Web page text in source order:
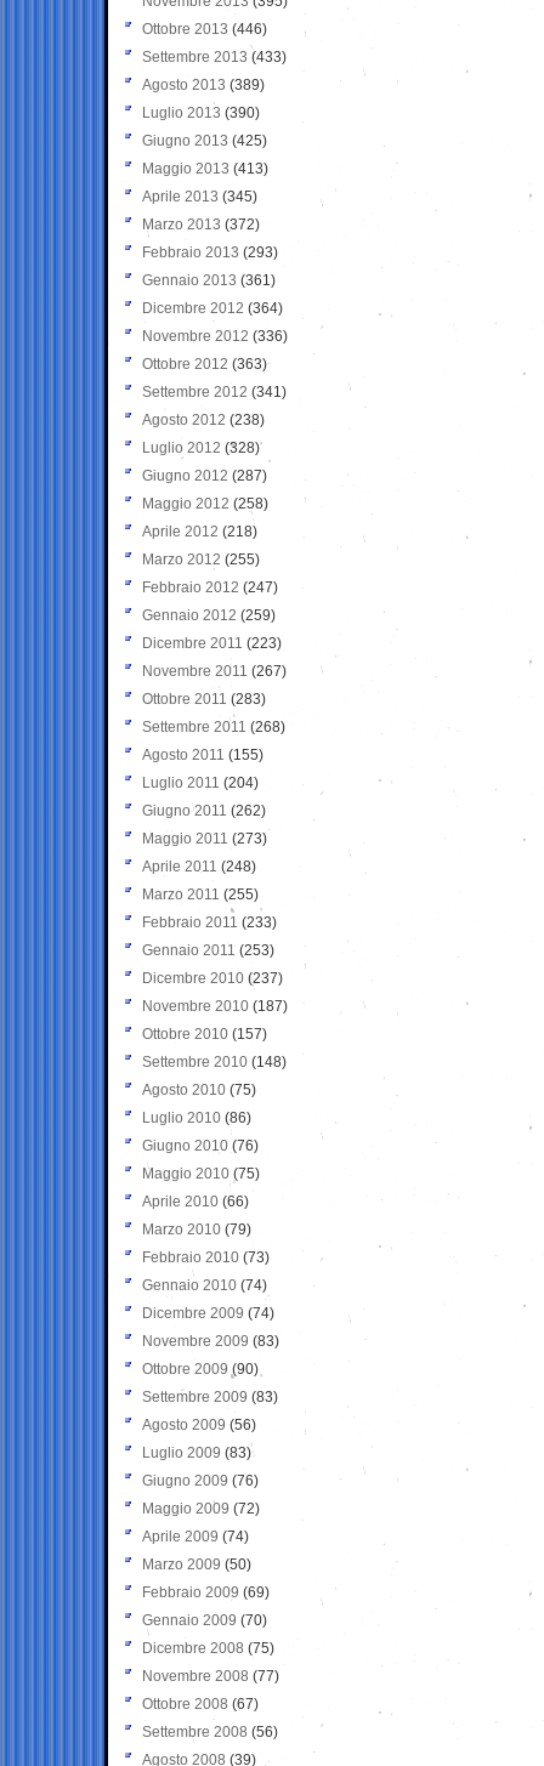
Ottobre 2013 (446)
Settembre 2013 (433)
Agosto 2013 (389)
Luglio 2013 (390)
Giugno 2013 (425)
Maggio 2013 (413)
Aprile 2013 (345)
Marzo 2013 (372)
Febbraio 2013 (293)
Gennaio 2013 (361)
Dicembre 2012 (364)
Novembre 2012 (336)
Ottobre 2012 (363)
Settembre 2012 (341)
Agosto 2012 (238)
Luglio 2012 (328)
Giugno 2012 (287)
Maggio 2012 (258)
Aprile 2012 (218)
Marzo 2012 (255)
Febbraio 2012 (247)
Gennaio 2012 (259)
Dicembre 2011 (223)
Novembre 2011 (267)
Ottobre 2011 (283)
Settembre 2011 (268)
Agosto 2011 (155)
Luglio 2011 (204)
Giugno 2011 (262)
Maggio 2011 (273)
Aprile 2011 (248)
Marzo 2011 (255)
Febbraio 2011 (233)
Gennaio 2011 (253)
Dicembre 2010 (237)
Novembre 2010 (187)
Ottobre 2010 (157)
Settembre 2010 (148)
Agosto 2010 (75)
Luglio 2010 (86)
Giugno 2010 (76)
Maggio 2010 (75)
Aprile 2010 (66)
Marzo 2010 (79)
Febbraio 2010 (73)
Gennaio 2010 (74)
Dicembre 2009 (74)
Novembre 2009 (83)
Ottobre 2009 (90)
Settembre 2009 (83)
Agosto 2009 (56)
Luglio 2009 (83)
Giugno 2009 (76)
Maggio 2009 (72)
Aprile 2009 (74)
Marzo 2009 (50)
Febbraio 2009 (69)
Gennaio 2009 (70)
Dicembre 2008 (75)
Novembre 2008 (77)
Ottobre 2008 (67)
Settembre 2008 (56)
Agosto 2008 (39)